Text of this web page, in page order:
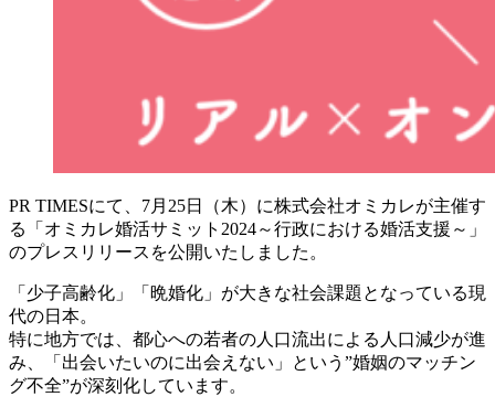
PR TIMESにて、7月25日（木）に株式会社オミカレが主催す
る「オミカレ婚活サミット2024～行政における婚活支援～」
のプレスリリースを公開いたしました。
「少子高齢化」「晩婚化」が大きな社会課題となっている現
代の日本。
特に地方では、都心への若者の人口流出による人口減少が進
み、「出会いたいのに出会えない」という”婚姻のマッチン
グ不全”が深刻化しています。